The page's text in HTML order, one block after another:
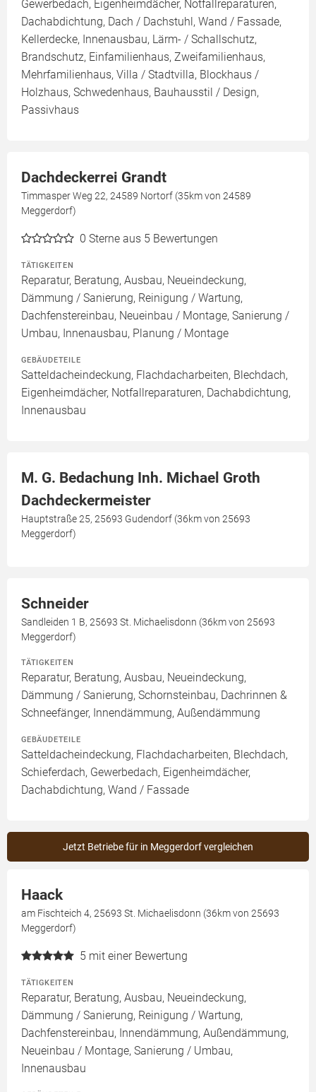
Gewerbedach, Eigenheimdächer, Notfallreparaturen,
Dachabdichtung, Dach / Dachstuhl, Wand / Fassade,
Kellerdecke, Innenausbau, Lärm- / Schallschutz,
Brandschutz, Einfamilienhaus, Zweifamilienhaus,
Mehrfamilienhaus, Villa / Stadtvilla, Blockhaus /
Holzhaus, Schwedenhaus, Bauhausstil / Design,
Passivhaus
Dachdeckerrei Grandt
Timmasper Weg 22, 24589 Nortorf (35km von 24589
Meggerdorf)
0 Sterne aus 5 Bewertungen
TÄTIGKEITEN
Reparatur, Beratung, Ausbau, Neueindeckung,
Dämmung / Sanierung, Reinigung / Wartung,
Dachfenstereinbau, Neueinbau / Montage, Sanierung /
Umbau, Innenausbau, Planung / Montage
GEBÄUDETEILE
Satteldacheindeckung, Flachdacharbeiten, Blechdach,
Eigenheimdächer, Notfallreparaturen, Dachabdichtung,
Innenausbau
M. G. Bedachung Inh. Michael Groth
Dachdeckermeister
Hauptstraße 25, 25693 Gudendorf (36km von 25693
Meggerdorf)
Schneider
Sandleiden 1 B, 25693 St. Michaelisdonn (36km von 25693
Meggerdorf)
TÄTIGKEITEN
Reparatur, Beratung, Ausbau, Neueindeckung,
Dämmung / Sanierung, Schornsteinbau, Dachrinnen &
Schneefänger, Innendämmung, Außendämmung
GEBÄUDETEILE
Satteldacheindeckung, Flachdacharbeiten, Blechdach,
Schieferdach, Gewerbedach, Eigenheimdächer,
Dachabdichtung, Wand / Fassade
Jetzt Betriebe für in Meggerdorf vergleichen
Haack
am Fischteich 4, 25693 St. Michaelisdonn (36km von 25693
Meggerdorf)
5 mit einer Bewertung
TÄTIGKEITEN
Reparatur, Beratung, Ausbau, Neueindeckung,
Dämmung / Sanierung, Reinigung / Wartung,
Dachfenstereinbau, Innendämmung, Außendämmung,
Neueinbau / Montage, Sanierung / Umbau,
Innenausbau